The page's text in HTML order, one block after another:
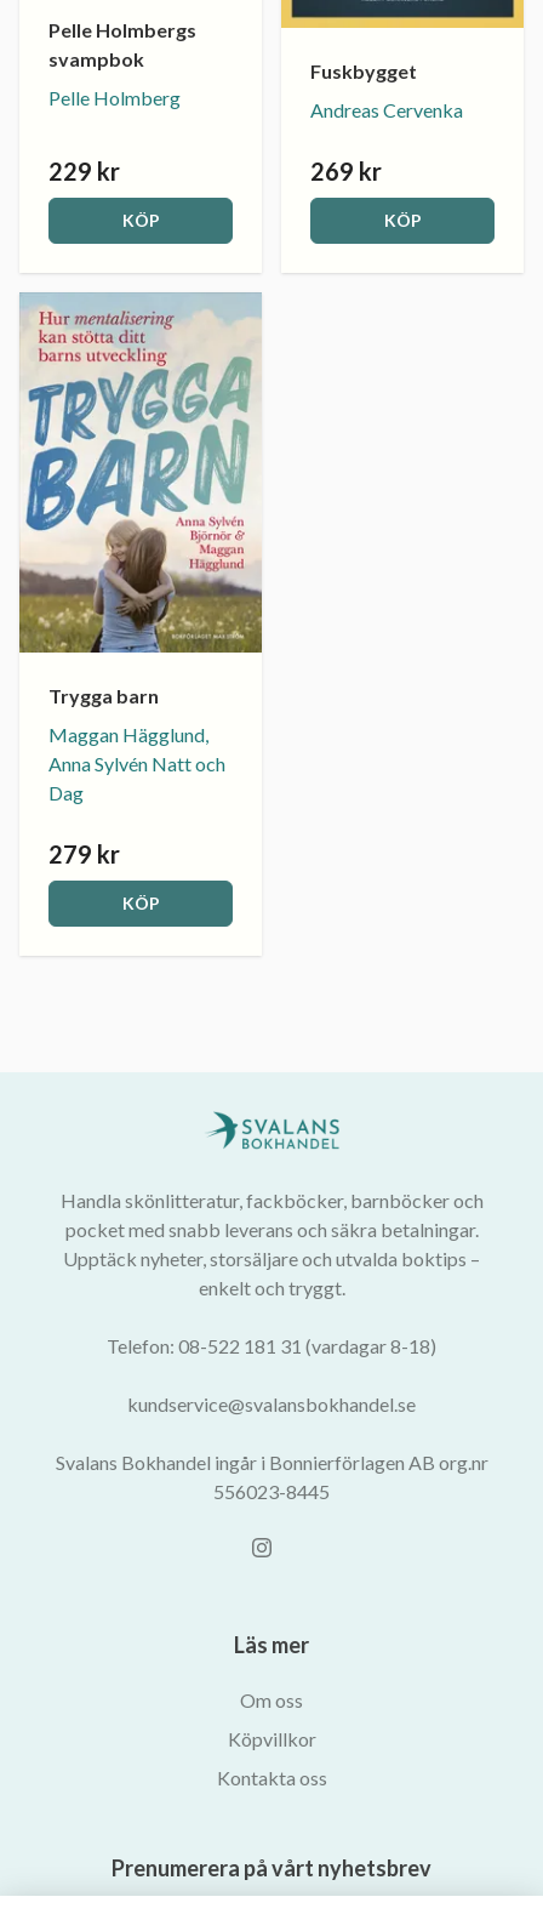
Pelle Holmbergs
svampbok
Pelle Holmberg
229 kr
KÖP
Fuskbygget
Andreas Cervenka
269 kr
KÖP
Trygga barn
Maggan Hägglund,
Anna Sylvén Natt och
Dag
279 kr
KÖP
Handla skönlitteratur, fackböcker, barnböcker och
pocket med snabb leverans och säkra betalningar.
Upptäck nyheter, storsäljare och utvalda boktips –
enkelt och tryggt.
Telefon: 08-522 181 31 (vardagar 8-18)
kundservice@svalansbokhandel.se
Svalans Bokhandel ingår i Bonnierförlagen AB org.nr
556023-8445
Läs mer
Om oss
Köpvillkor
Kontakta oss
Prenumerera på vårt nyhetsbrev